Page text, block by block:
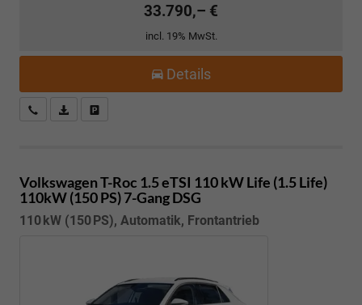
33.790,– €
incl. 19% MwSt.
Details
Kostenloser Rückruf-Service
PDF-Datei, Fahrzeugexposé drucken
Volkswagen T-Roc 1.5 eTSI 110 kW Life (1.5 Life)
110kW (150 PS) 7-Gang DSG
110 kW (150 PS), Automatik, Frontantrieb